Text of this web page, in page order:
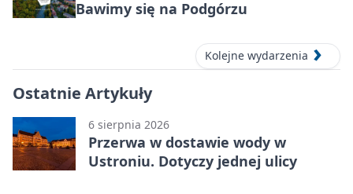
Bawimy się na Podgórzu
Kolejne wydarzenia
Ostatnie Artykuły
6 sierpnia 2026
Przerwa w dostawie wody w
Ustroniu. Dotyczy jednej ulicy